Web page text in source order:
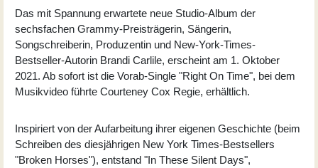
Das mit Spannung erwartete neue Studio-Album der
sechsfachen Grammy-Preisträgerin, Sängerin,
Songschreiberin, Produzentin und New-York-Times-
Bestseller-Autorin Brandi Carlile, erscheint am 1. Oktober
2021. Ab sofort ist die Vorab-Single "Right On Time", bei dem
Musikvideo führte Courteney Cox Regie, erhältlich.
Inspiriert von der Aufarbeitung ihrer eigenen Geschichte (beim
Schreiben des diesjährigen New York Times-Bestsellers
"Broken Horses"), entstand "In These Silent Days",